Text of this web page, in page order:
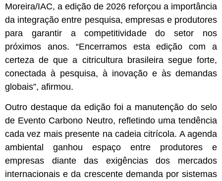
Moreira/IAC, a edição de 2026 reforçou a importância
da integração entre pesquisa, empresas e produtores
para garantir a competitividade do setor nos
próximos anos. “Encerramos esta edição com a
certeza de que a citricultura brasileira segue forte,
conectada à pesquisa, à inovação e às demandas
globais”, afirmou.
Outro destaque da edição foi a manutenção do selo
de Evento Carbono Neutro, refletindo uma tendência
cada vez mais presente na cadeia citrícola. A agenda
ambiental ganhou espaço entre produtores e
empresas diante das exigências dos mercados
internacionais e da crescente demanda por sistemas